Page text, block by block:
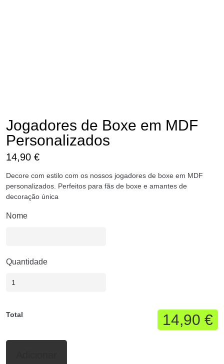
Jogadores de Boxe em MDF
Personalizados
14,90 €
Decore com estilo com os nossos jogadores de boxe em MDF
personalizados. Perfeitos para fãs de boxe e amantes de
decoração única
Nome
Quantidade
Total 14,90 €